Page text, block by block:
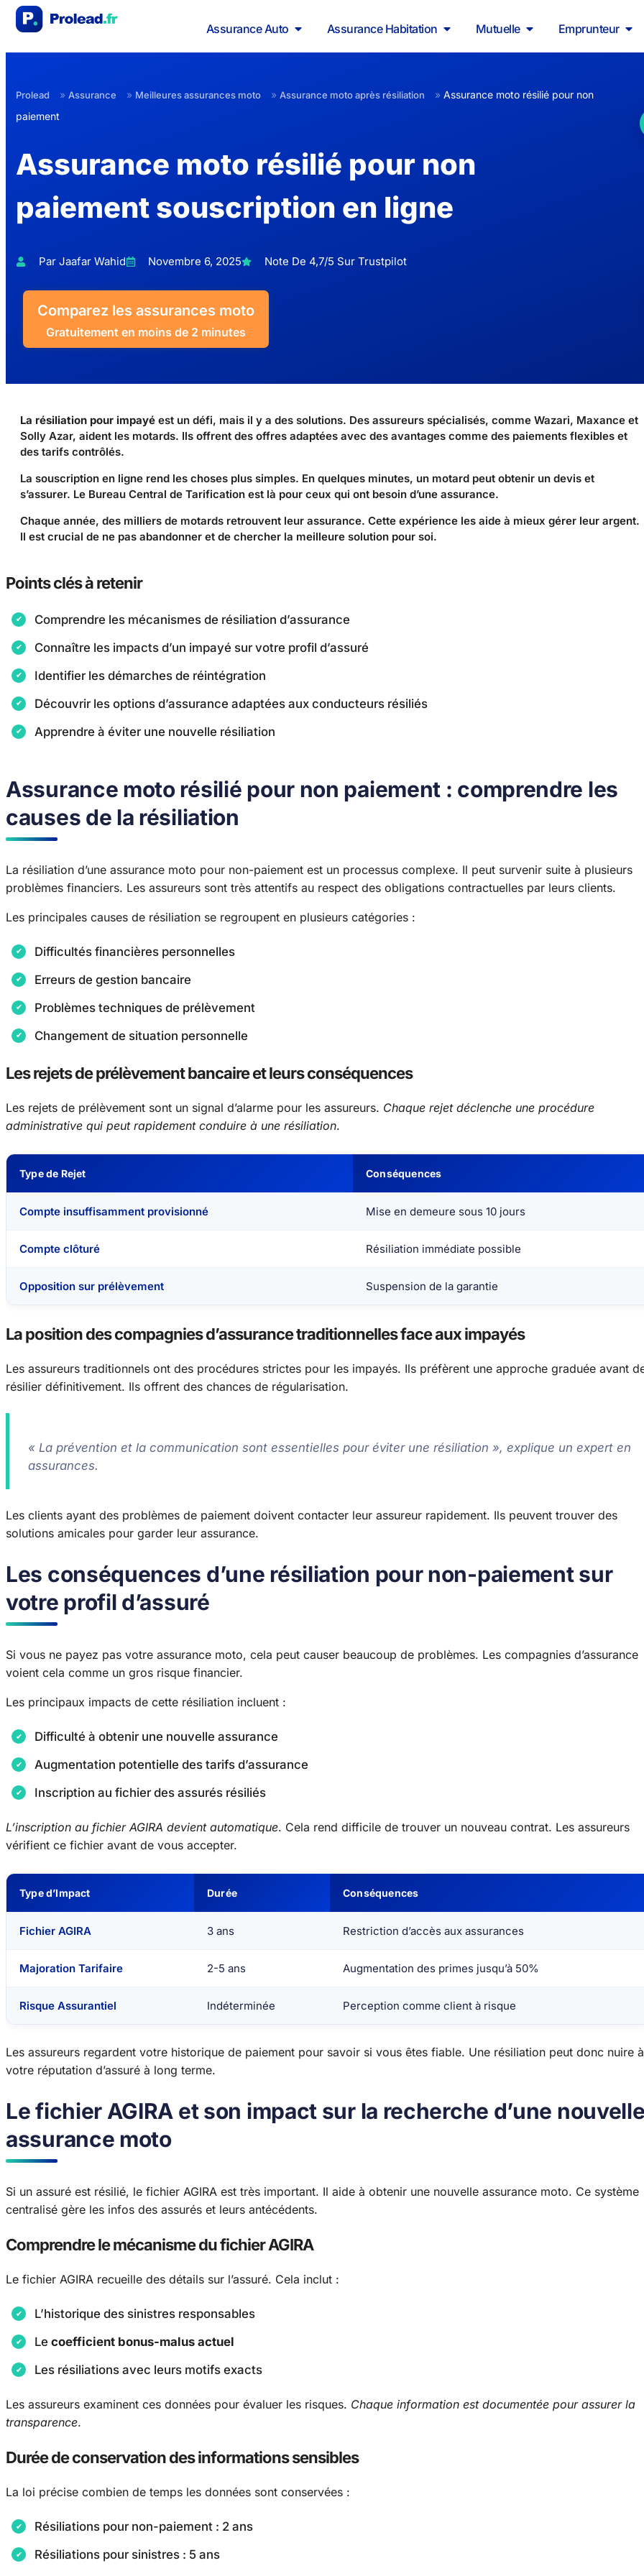
Assurance Auto Assurance Habitation Mutuelle Emprunteur
Prolead » Assurance » Meilleures assurances moto » Assurance moto après résiliation » Assurance moto résilié pour non
paiement
Assurance moto résilié pour non
paiement souscription en ligne
Par Jaafar Wahid Novembre 6, 2025 Note De 4,7/5 Sur Trustpilot
Comparez les assurances moto
Gratuitement en moins de 2 minutes
La résiliation pour impayé est un défi, mais il y a des solutions. Des assureurs spécialisés, comme Wazari, Maxance et
Solly Azar, aident les motards. Ils offrent des offres adaptées avec des avantages comme des paiements flexibles et
des tarifs contrôlés.
La souscription en ligne rend les choses plus simples. En quelques minutes, un motard peut obtenir un devis et
s’assurer. Le Bureau Central de Tarification est là pour ceux qui ont besoin d’une assurance.
Chaque année, des milliers de motards retrouvent leur assurance. Cette expérience les aide à mieux gérer leur argent.
Il est crucial de ne pas abandonner et de chercher la meilleure solution pour soi.
Points clés à retenir
Comprendre les mécanismes de résiliation d’assurance
Connaître les impacts d’un impayé sur votre profil d’assuré
Identifier les démarches de réintégration
Découvrir les options d’assurance adaptées aux conducteurs résiliés
Apprendre à éviter une nouvelle résiliation
Assurance moto résilié pour non paiement : comprendre les
causes de la résiliation
La résiliation d’une assurance moto pour non-paiement est un processus complexe. Il peut survenir suite à plusieurs
problèmes financiers. Les assureurs sont très attentifs au respect des obligations contractuelles par leurs clients.
Les principales causes de résiliation se regroupent en plusieurs catégories :
Difficultés financières personnelles
Erreurs de gestion bancaire
Problèmes techniques de prélèvement
Changement de situation personnelle
Les rejets de prélèvement bancaire et leurs conséquences
Les rejets de prélèvement sont un signal d’alarme pour les assureurs. Chaque rejet déclenche une procédure
administrative qui peut rapidement conduire à une résiliation.
Type de Rejet Conséquences
Compte insuffisamment provisionné Mise en demeure sous 10 jours
Compte clôturé Résiliation immédiate possible
Opposition sur prélèvement Suspension de la garantie
La position des compagnies d’assurance traditionnelles face aux impayés
Les assureurs traditionnels ont des procédures strictes pour les impayés. Ils préfèrent une approche graduée avant
résilier définitivement. Ils offrent des chances de régularisation.
« La prévention et la communication sont essentielles pour éviter une résiliation », explique un expert en
assurances.
Les clients ayant des problèmes de paiement doivent contacter leur assureur rapidement. Ils peuvent trouver des
solutions amicales pour garder leur assurance.
Les conséquences d’une résiliation pour non-paiement sur
votre profil d’assuré
Si vous ne payez pas votre assurance moto, cela peut causer beaucoup de problèmes. Les compagnies d’assurance
voient cela comme un gros risque financier.
Les principaux impacts de cette résiliation incluent :
Difficulté à obtenir une nouvelle assurance
Augmentation potentielle des tarifs d’assurance
Inscription au fichier des assurés résiliés
L’inscription au fichier AGIRA devient automatique. Cela rend difficile de trouver un nouveau contrat. Les assureurs
vérifient ce fichier avant de vous accepter.
Type d’Impact Durée Conséquences
Fichier AGIRA 3 ans Restriction d’accès aux assurances
Majoration Tarifaire 2-5 ans Augmentation des primes jusqu’à 50%
Risque Assurantiel Indéterminée Perception comme client à risque
Les assureurs regardent votre historique de paiement pour savoir si vous êtes fiable. Une résiliation peut donc nuire à
votre réputation d’assuré à long terme.
Le fichier AGIRA et son impact sur la recherche d’une
assurance moto
Si un assuré est résilié, le fichier AGIRA est très important. Il aide à obtenir une nouvelle assurance moto. Ce système
centralisé gère les infos des assurés et leurs antécédents.
Comprendre le mécanisme du fichier AGIRA
Le fichier AGIRA recueille des détails sur l’assuré. Cela inclut :
L’historique des sinistres responsables
Le coefficient bonus-malus actuel
Les résiliations avec leurs motifs exacts
Les assureurs examinent ces données pour évaluer les risques. Chaque information est documentée pour assurer la
transparence.
Durée de conservation des informations sensibles
La loi précise combien de temps les données sont conservées :
Résiliations pour non-paiement : 2 ans
Résiliations pour sinistres : 5 ans